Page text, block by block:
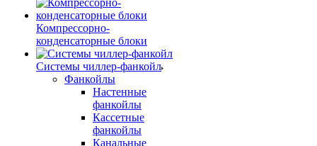
Компрессорно-
конденсаторные блоки
Системы чиллер-фанкойл
Фанкойлы
Настенные
фанкойлы
Кассетные
фанкойлы
Канальные